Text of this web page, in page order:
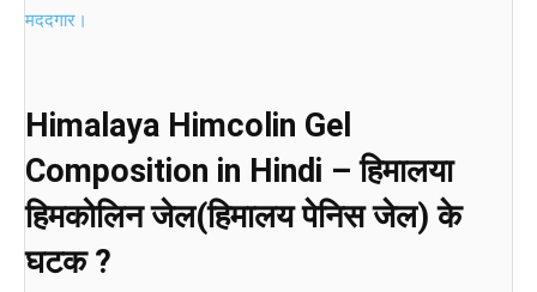
मददगार।
Himalaya Himcolin Gel
Composition in Hindi – हिमालया
हिमकोलिन जेल(हिमालय पेनिस जेल) के
घटक ?